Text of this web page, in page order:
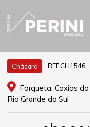
Chácara REF CH1546
Forqueta, Caxias do
Rio Grande do Sul